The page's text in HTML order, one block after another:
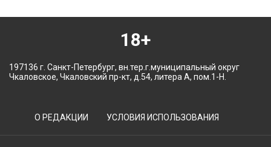
18+
197136 г. Санкт-Петербург, вн.тер.г.муниципальный округ
Чкаловское, Чкаловский пр-кт, д.54, литера А, пом.1-Н.
О РЕДАКЦИИ УСЛОВИЯ ИСПОЛЬЗОВАНИЯ